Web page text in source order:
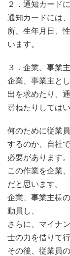
２．通知カード
通知カードには
所、生年月日、
います。
３．企業、事業
企業、事業主と
出を求めたり、
尋ねたりしてはい
何のために従業
するのか、自社
必要があります。
この作業を企業
だと思います。
企業、事業主様
動員し、
さらに、マイナ
士の力を借りて
その後、従業員